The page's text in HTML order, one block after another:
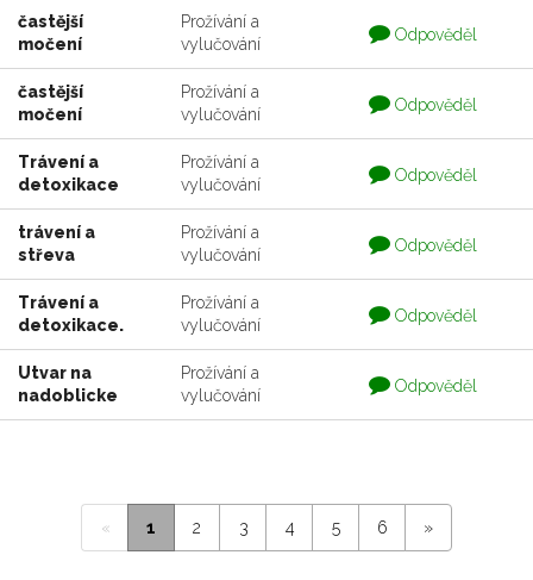
častější
močení
Prožívání a
vylučování
Otázka
je
zodpovedaná
Odpověděl
častější
močení
Prožívání a
vylučování
Otázka
je
zodpovedaná
Odpověděl
Trávení a
detoxikace
Prožívání a
vylučování
Otázka
je
zodpovedaná
Odpověděl
trávení a
střeva
Prožívání a
vylučování
Otázka
je
zodpovedaná
Odpověděl
Trávení a
detoxikace.
Prožívání a
vylučování
Otázka
je
zodpovedaná
Odpověděl
Utvar na
nadoblicke
Prožívání a
vylučování
Otázka
je
zodpovedaná
Odpověděl
« 1 2 3 4 5 6 »